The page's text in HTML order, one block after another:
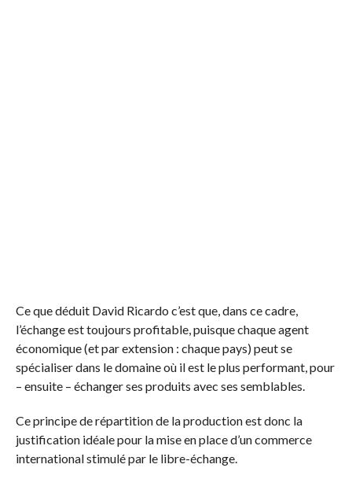
Ce que déduit David Ricardo c’est que, dans ce cadre,
l’échange est toujours profitable, puisque chaque agent
économique (et par extension : chaque pays) peut se
spécialiser dans le domaine où il est le plus performant, pour
– ensuite – échanger ses produits avec ses semblables.
Ce principe de répartition de la production est donc la
justification idéale pour la mise en place d’un commerce
international stimulé par le libre-échange.